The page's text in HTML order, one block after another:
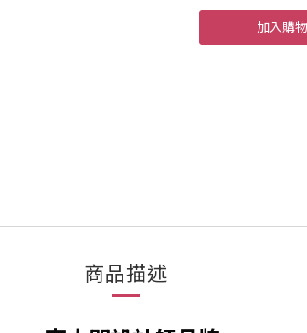
加入購
商品描述